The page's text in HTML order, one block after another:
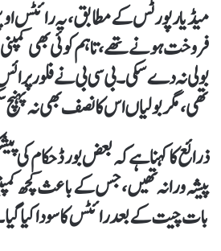
میڈیا رپورٹس کے مطابق، یہ
فروخت ہونے تھے، تاہم کوئی بھی
تھی، مگر بولیاں اس کا نصف بھی نہ
ذرائع کا کہنا ہے کہ بعض بورڈ حکام کی
پیشہ ورانہ تھیں، جس کے باعث کچھ
بات چیت کے بعد رائٹس کا سودا کیا